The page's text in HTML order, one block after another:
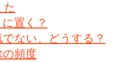
た
置く？
ない、どうする？
頻度